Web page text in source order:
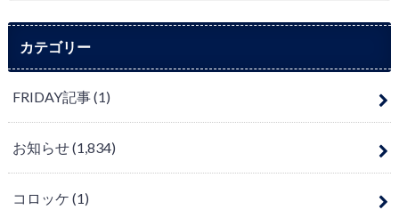
カテゴリー
FRIDAY記事(1)
お知らせ(1,834)
コロッケ (1)